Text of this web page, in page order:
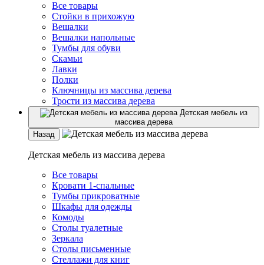
Все товары
Стойки в прихожую
Вешалки
Вешалки напольные
Тумбы для обуви
Скамьи
Лавки
Полки
Ключницы из массива дерева
Трости из массива дерева
Детская мебель из
массива дерева
Назад
Детская мебель из массива дерева
Все товары
Кровати 1-спальные
Тумбы прикроватные
Шкафы для одежды
Комоды
Столы туалетные
Зеркала
Столы письменные
Стеллажи для книг